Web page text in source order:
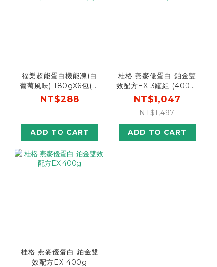
福樂超能蛋白機能凍(白
葡萄風味) 180gX6包(預
購商品：預計8/18開始出
NT$288
ADD TO CART
桂格 燕麥優蛋白-鉑金雙
效配方EX 3罐組 (400g/
罐，全素可食)
NT$1,047
NT$1,497
ADD TO CART
桂格 燕麥優蛋白-鉑金雙
效配方EX 400g